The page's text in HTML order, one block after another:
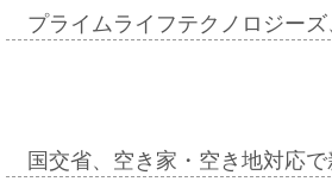
プライムライフテクノロジー
国交省、空き家・空き地対応